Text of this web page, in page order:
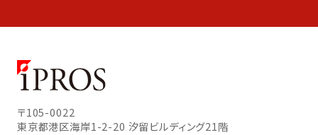
〒105-0022
東京都港区海岸1-2-20 汐留ビルディング21階